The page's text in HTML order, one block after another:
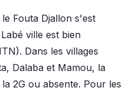
Fouta Djallon s'est
ville est bien
Dans les villages
Dalaba et Mamou, la
2G ou absente. Pour les